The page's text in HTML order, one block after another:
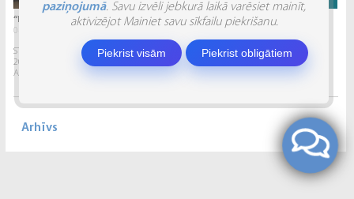
“INVENTIO 2026” ATSKATS
04.06.2026.
STUDĒJOŠO STARPTAUTISKĀ ZINĀTNISKI PRAKTISKĀ KONFERENCE “INVENTIO 2026”.
2026. gada 29. un 30. maijā Ekonomikas un kultūras augstskola sadarbībā ar
Alberta Koledžu organizēja Studējošo...
Arhīvs
paziņojumā. Savu izvēli jebkurā laikā varēsiet mainīt,
aktivizējot Mainiet savu sīkfailu piekrišanu.
Piekrist visām Piekrist obligātiem